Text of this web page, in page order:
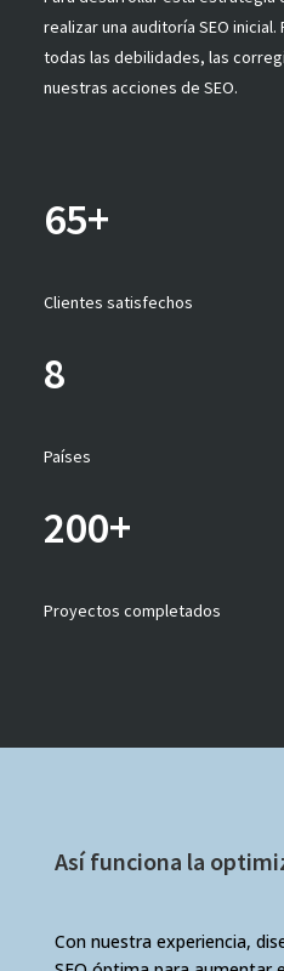
realizar una auditoría SEO
todas las debilidades, las
nuestras acciones de SEO.
65+
Clientes satisfechos
8
Países
200+
Proyectos completados
Así funciona la
Con nuestra experiencia,